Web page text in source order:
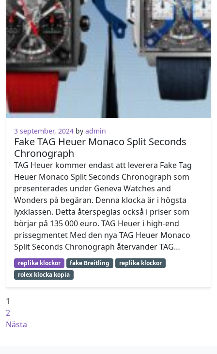
3 september, 2024 by admin
Fake TAG Heuer Monaco Split Seconds
Chronograph
TAG Heuer kommer endast att leverera Fake Tag
Heuer Monaco Split Seconds Chronograph som
presenterades under Geneva Watches and
Wonders på begäran. Denna klocka är i högsta
lyxklassen. Detta återspeglas också i priser som
börjar på 135 000 euro. TAG Heuer i high-end
prissegmentet Med den nya TAG Heuer Monaco
Split Seconds Chronograph återvänder TAG…
replika klockor fake Breitling
replika klockor
rolex klocka kopia
Sidnumrering för inlägg
1
2
Nästa